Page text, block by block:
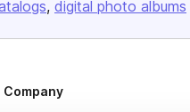
digital photo albums
Company